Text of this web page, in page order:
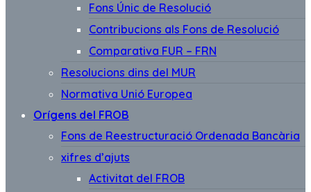
Fons Únic de Resolució
Contribucions als Fons de Resolució
Comparativa FUR – FRN
Resolucions dins del MUR
Normativa Unió Europea
Orígens del FROB
Fons de Reestructuració Ordenada Bancària
xifres d’ajuts
Activitat del FROB